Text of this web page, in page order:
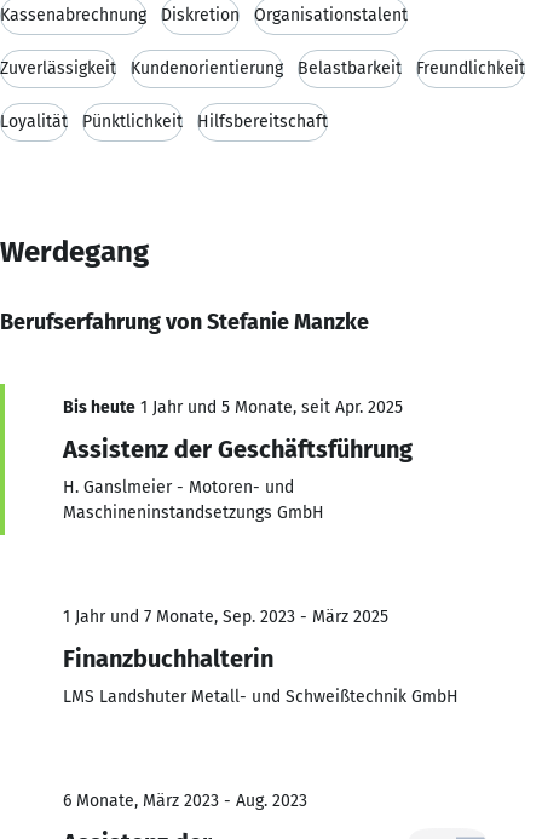
Kassenabrechnung Diskretion Organisationstalent
Zuverlässigkeit Kundenorientierung Belastbarkeit Freundlichkeit
Loyalität Pünktlichkeit Hilfsbereitschaft
Werdegang
Berufserfahrung von Stefanie Manzke
Bis heute 1 Jahr und 5 Monate, seit Apr. 2025
Assistenz der Geschäftsführung
H. Ganslmeier - Motoren- und
Maschineninstandsetzungs GmbH
1 Jahr und 7 Monate, Sep. 2023 - März 2025
Finanzbuchhalterin
LMS Landshuter Metall- und Schweißtechnik GmbH
6 Monate, März 2023 - Aug. 2023